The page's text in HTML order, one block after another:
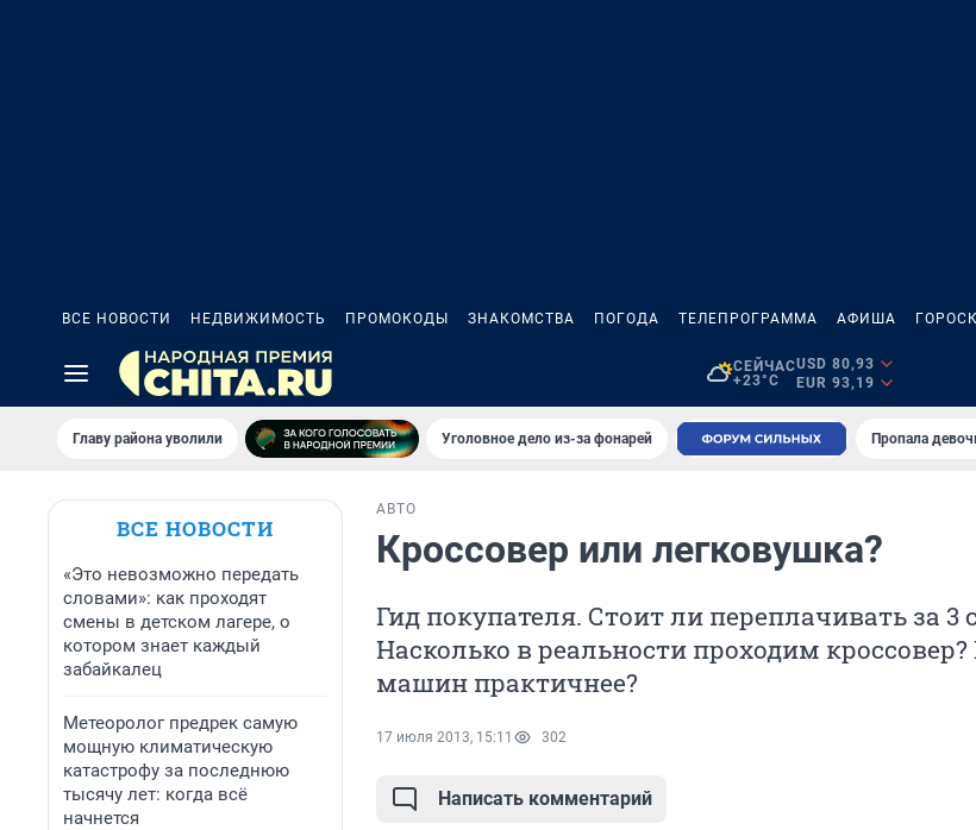
ВСЕ НОВОСТИ НЕДВИЖИМОСТЬ ПРОМОКОДЫ ЗНАКОМСТВА ПОГОДА ТЕЛЕПРОГРАММА АФИША
СЕЙЧАС
+23°C
USD 80,93
EUR 93,19
Главу района уволили Уголовное дело из-за фонарей Пропала
ВСЕ НОВОСТИ
«Это невозможно передать
словами»: как проходят
смены в детском лагере, о
котором знает каждый
забайкалец
Метеоролог предрек самую
мощную климатическую
катастрофу за последнюю
тысячу лет: когда всё
начнется
АВТО
Кроссовер или легковушка?
Гид покупателя. Стоит ли переплачивать за 3
Насколько в реальности проходим
машин практичнее?
17 июля 2013, 15:11 302
Написать комментарий